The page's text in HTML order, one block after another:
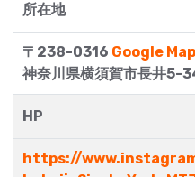
所在地
〒238-0316 Google
神奈川県横須賀市長井5-
HP
https://